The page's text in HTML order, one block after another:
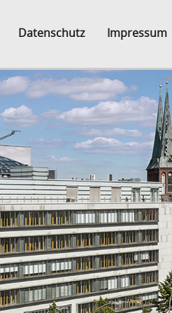
Datenschutz Impressum